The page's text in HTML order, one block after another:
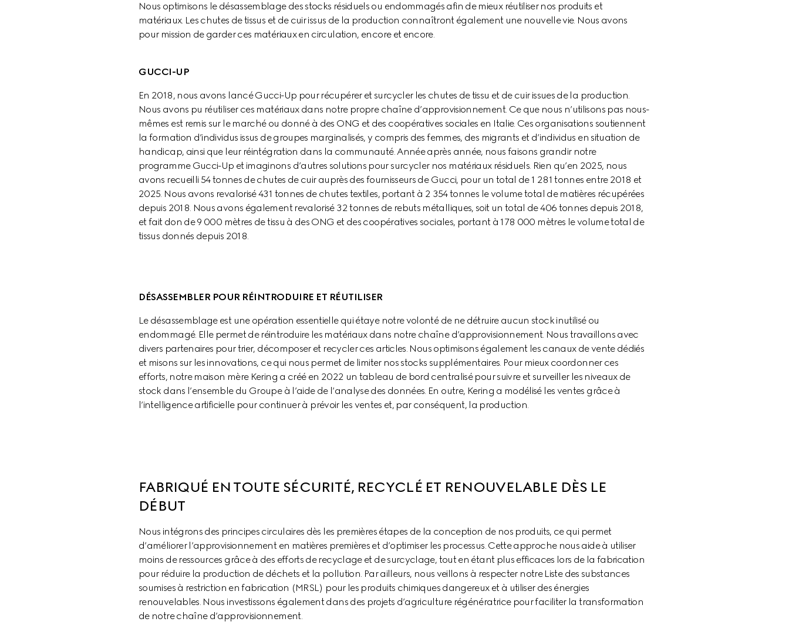
Nous optimisons le désassemblage des stocks résiduels ou endommagés afin de mieux réutiliser nos produits et
matériaux. Les chutes de tissus et de cuir issus de la production connaîtront également une nouvelle vie. Nous avons
pour mission de garder ces matériaux en circulation, encore et encore.
GUCCI-UP
En 2018, nous avons lancé Gucci-Up pour récupérer et surcycler les chutes de tissu et de cuir issues de la production.
Nous avons pu réutiliser ces matériaux dans notre propre chaîne d’approvisionnement. Ce que nous n’utilisons pas nous-
mêmes est remis sur le marché ou donné à des ONG et des coopératives sociales en Italie. Ces organisations soutiennent
la formation d’individus issus de groupes marginalisés, y compris des femmes, des migrants et d’individus en situation de
handicap, ainsi que leur réintégration dans la communauté. Année après année, nous faisons grandir notre
programme Gucci-Up et imaginons d’autres solutions pour surcycler nos matériaux résiduels. Rien qu’en 2025, nous
avons recueilli 54 tonnes de chutes de cuir auprès des fournisseurs de Gucci, pour un total de 1 281 tonnes entre 2018 et
2025. Nous avons revalorisé 431 tonnes de chutes textiles, portant à 2 354 tonnes le volume total de matières récupérées
depuis 2018. Nous avons également revalorisé 32 tonnes de rebuts métalliques, soit un total de 406 tonnes depuis 2018,
et fait don de 9 000 mètres de tissu à des ONG et des coopératives sociales, portant à 178 000 mètres le volume total de
tissus donnés depuis 2018.
DÉSASSEMBLER POUR RÉINTRODUIRE ET RÉUTILISER
Le désassemblage est une opération essentielle qui étaye notre volonté de ne détruire aucun stock inutilisé ou
endommagé. Elle permet de réintroduire les matériaux dans notre chaîne d’approvisionnement. Nous travaillons avec
divers partenaires pour trier, décomposer et recycler ces articles. Nous optimisons également les canaux de vente dédiés
et misons sur les innovations, ce qui nous permet de limiter nos stocks supplémentaires. Pour mieux coordonner ces
efforts, notre maison mère Kering a créé en 2022 un tableau de bord centralisé pour suivre et surveiller les niveaux de
stock dans l’ensemble du Groupe à l’aide de l’analyse des données. En outre, Kering a modélisé les ventes grâce à
l’intelligence artificielle pour continuer à prévoir les ventes et, par conséquent, la production.
FABRIQUÉ EN TOUTE SÉCURITÉ, RECYCLÉ ET RENOUVELABLE DÈS LE
DÉBUT
Nous intégrons des principes circulaires dès les premières étapes de la conception de nos produits, ce qui permet
d’améliorer l’approvisionnement en matières premières et d’optimiser les processus. Cette approche nous aide à utiliser
moins de ressources grâce à des efforts de recyclage et de surcyclage, tout en étant plus efficaces lors de la fabrication
pour réduire la production de déchets et la pollution. Par ailleurs, nous veillons à respecter notre Liste des substances
soumises à restriction en fabrication (MRSL) pour les produits chimiques dangereux et à utiliser des énergies
renouvelables. Nous investissons également dans des projets d’agriculture régénératrice pour faciliter la transformation
de notre chaîne d’approvisionnement.